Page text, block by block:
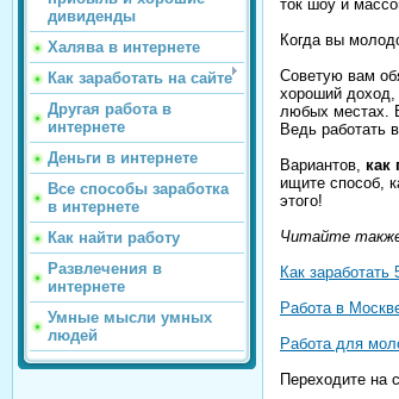
дивиденды
Халява в интернете
Как заработать на сайте
Другая работа в
интернете
Деньги в интернете
Все способы заработка
в интернете
Как найти работу
Развлечения в
интернете
Умные мысли умных
людей
ток шоу и
Когда вы
Советую вам
хороший доход,
любых местах.
Ведь работать
Вариантов, как
ищите способ,
этого!
Читайте
Как
Работа в
Работа для
Переходите на